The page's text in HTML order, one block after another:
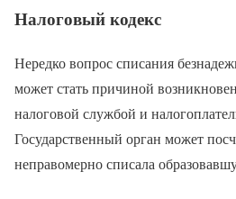
Налоговый кодекс
Нередко вопрос списания
может стать причиной
налоговой службой и
Государственный орган может
неправомерно списала